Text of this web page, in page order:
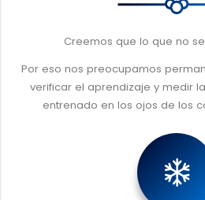
Creemos que lo que no
Por eso nos preocupamos
verificar el aprendizaje y medir
entrenado en los ojos de los